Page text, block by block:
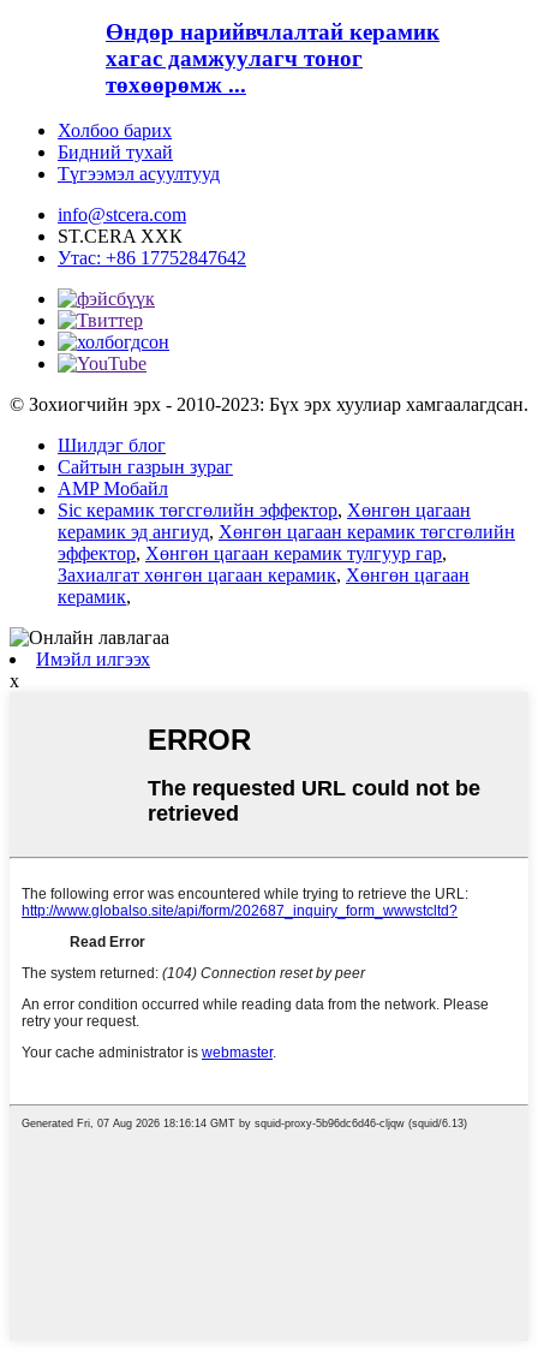
Өндөр нарийвчлалтай керамик
хагас дамжуулагч тоног
төхөөрөмж ...
Холбоо барих
Бидний тухай
Түгээмэл асуултууд
info@stcera.com
ST.CERA ХХК
Утас: +86 17752847642
© Зохиогчийн эрх - 2010-2023: Бүх эрх хуулиар хамгаалагдсан.
Шилдэг блог
Сайтын газрын зураг
AMP Мобайл
Sic керамик төгсгөлийн эффектор, Хөнгөн цагаан
керамик эд ангиуд, Хөнгөн цагаан керамик төгсгөлийн
эффектор, Хөнгөн цагаан керамик тулгуур гар,
Захиалгат хөнгөн цагаан керамик, Хөнгөн цагаан
керамик,
Имэйл илгээх
x